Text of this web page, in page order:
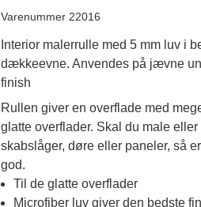
Varenummer 22016
Interior malerrulle med 5 mm luv i
dækkeevne. Anvendes på jævne
finish
Rullen giver en overflade med
glatte overflader. Skal du male
skabslåger, døre eller paneler, så
god.
Til de glatte overflader
Microfiber luv giver den bedste